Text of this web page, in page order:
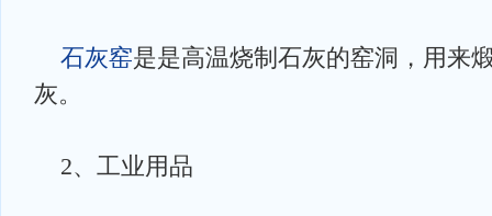
石灰窑是是高温烧制石灰的窑洞，用来
灰。
2、工业用品